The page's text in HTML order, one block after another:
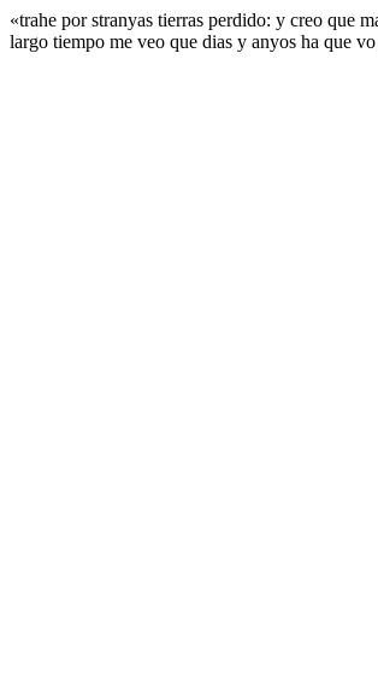
«trahe por stranyas tierras perdido: y creo que
largo tiempo me veo que dias y anyos ha que